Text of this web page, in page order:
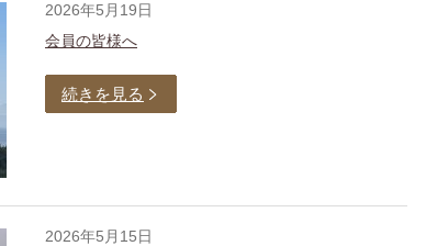
2026年5月19日
会員の皆様へ
続きを見る
2026年5月15日